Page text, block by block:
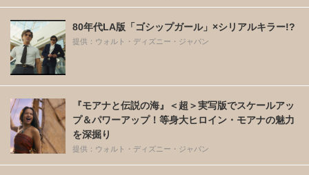
80年代LA版「ゴシップガール」×シリアルキラー!?
提供：ウォルト・ディズニー・ジャパン
『モアナと伝説の海』＜超＞実写版でスケールアッ
プ＆パワーアップ！等身大ヒロイン・モアナの魅力
を深掘り
提供：ウォルト・ディズニー・ジャパン